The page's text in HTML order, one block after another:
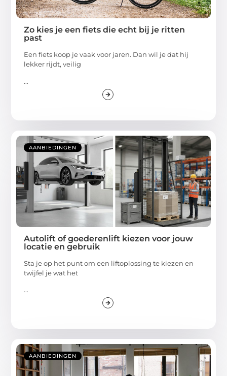
Zo kies je een fiets die echt bij je ritten
past
Een fiets koop je vaak voor jaren. Dan wil je dat hij
lekker rijdt, veilig
...
AANBIEDINGEN
Autolift of goederenlift kiezen voor jouw
locatie en gebruik
Sta je op het punt om een liftoplossing te kiezen en
twijfel je wat het
...
AANBIEDINGEN